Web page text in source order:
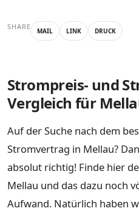
SHARE MAIL LINK DRUCK
Strompreis- und
Vergleich für
Auf der Suche nach dem
Stromvertrag in Mellau?
absolut richtig! Finde hier
Mellau und das dazu noch
Aufwand. Natürlich haben